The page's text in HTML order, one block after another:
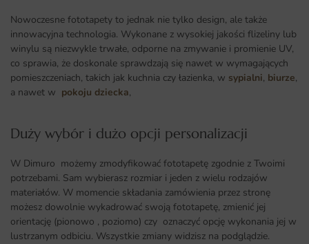
Nowoczesne fototapety to jednak nie tylko design, ale także
innowacyjna technologia. Wykonane z wysokiej jakości flizeliny lub
winylu są niezwykle trwałe, odporne na zmywanie i promienie UV,
co sprawia, że doskonale sprawdzają się nawet w wymagających
pomieszczeniach, takich jak kuchnia czy łazienka, w sypialni, biurze,
a nawet w pokoju dziecka,
Duży wybór i dużo opcji personalizacji ​
W Dimuro możemy zmodyfikować fototapetę zgodnie z Twoimi
potrzebami. Sam wybierasz rozmiar i jeden z wielu rodzajów
materiałów. W momencie składania zamówienia przez stronę
możesz dowolnie wykadrować swoją fototapetę, zmienić jej
orientację (pionowo , poziomo) czy oznaczyć opcję wykonania jej w
lustrzanym odbiciu. Wszystkie zmiany widzisz na podglądzie.